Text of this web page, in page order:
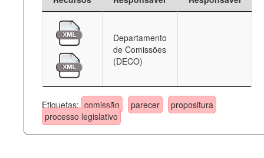
Departamento
de Comissões
(DECO)
Etiquetas: comissão parecer
propositura
processo legislativo